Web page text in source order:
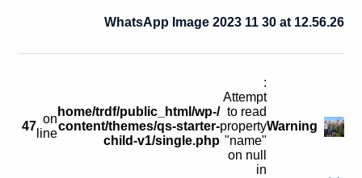
English
WhatsApp Image 2023 11 30 at 12.56.26
Warning
:
Attempt
to read
property
"name"
on null
in
/home/trdf/public_html/wp-
content/themes/qs-starter-
child-v1/single.php
on
line
47